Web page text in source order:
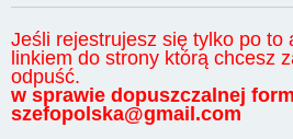
Jeśli rejestrujesz się tylko po to
linkiem do strony którą chcesz
odpuść.
w sprawie dopuszczalnej
szefopolska@gmail.com